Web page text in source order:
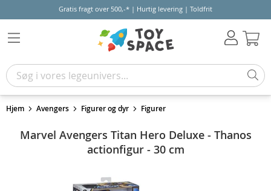
Gratis fragt over 500,-* | Hurtig levering | Toldfrit
Hjem Avengers Figurer og dyr Figurer
Marvel Avengers Titan Hero Deluxe - Thanos
actionfigur - 30 cm